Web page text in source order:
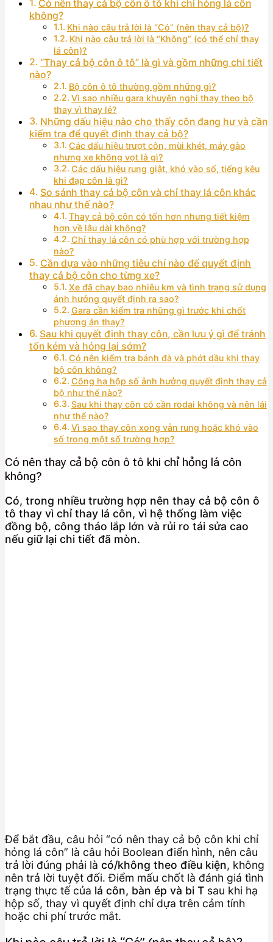
Có nên thay cả bộ côn ô tô khi chỉ hỏng lá côn
không?
Khi nào câu trả lời là “Có” (nên thay cả bộ)?
Khi nào câu trả lời là “Không” (có thể chỉ thay
lá côn)?
“Thay cả bộ côn ô tô” là gì và gồm những chi tiết
nào?
Bộ côn ô tô thường gồm những gì?
Vì sao nhiều gara khuyến nghị thay theo bộ
thay vì thay lẻ?
Những dấu hiệu nào cho thấy côn đang hư và cần
kiểm tra để quyết định thay cả bộ?
Các dấu hiệu trượt côn, mùi khét, máy gào
nhưng xe không vọt là gì?
Các dấu hiệu rung giật, khó vào số, tiếng kêu
khi đạp côn là gì?
So sánh thay cả bộ côn và chỉ thay lá côn khác
nhau như thế nào?
Thay cả bộ côn có tốn hơn nhưng tiết kiệm
hơn về lâu dài không?
Chỉ thay lá côn có phù hợp với trường hợp
nào?
Cần dựa vào những tiêu chí nào để quyết định
thay cả bộ côn cho từng xe?
Xe đã chạy bao nhiêu km và tình trạng sử dụng
ảnh hưởng quyết định ra sao?
Gara cần kiểm tra những gì trước khi chốt
phương án thay?
Sau khi quyết định thay côn, cần lưu ý gì để tránh
tốn kém và hỏng lại sớm?
Có nên kiểm tra bánh đà và phớt dầu khi thay
bộ côn không?
Công hạ hộp số ảnh hưởng quyết định thay cả
bộ như thế nào?
Sau khi thay côn có cần rodai không và nên lái
như thế nào?
Vì sao thay côn xong vẫn rung hoặc khó vào
số trong một số trường hợp?
Có nên thay cả bộ côn ô tô khi chỉ hỏng lá côn
không?
Có, trong nhiều trường hợp nên thay cả bộ côn ô
tô thay vì chỉ thay lá côn, vì hệ thống làm việc
đồng bộ, công tháo lắp lớn và rủi ro tái sửa cao
nếu giữ lại chi tiết đã mòn.
Để bắt đầu, câu hỏi “có nên thay cả bộ côn khi chỉ
hỏng lá côn” là câu hỏi Boolean điển hình, nên câu
trả lời đúng phải là có/không theo điều kiện, không
nên trả lời tuyệt đối. Điểm mấu chốt là đánh giá tình
trạng thực tế của lá côn, bàn ép và bi T sau khi hạ
hộp số, thay vì quyết định chỉ dựa trên cảm tính
hoặc chi phí trước mắt.